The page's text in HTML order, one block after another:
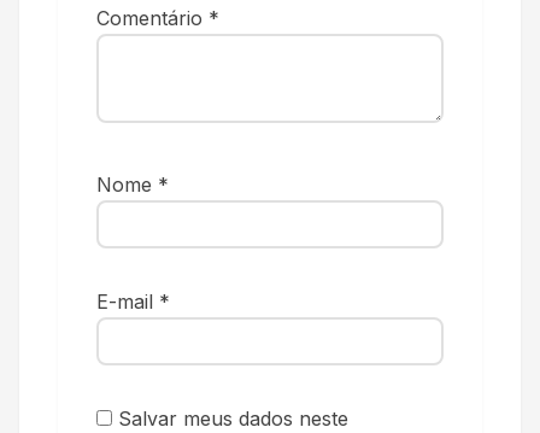
Comentário *
Nome *
E-mail *
Salvar meus dados neste